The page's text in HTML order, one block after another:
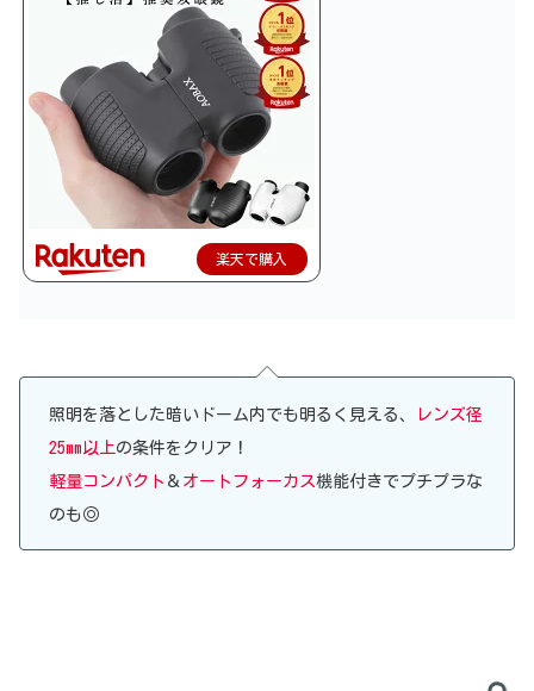
楽天で購入
照明を落とした暗いドーム内でも明るく見える、
レンズ径
25mm以上の条件をクリア！
軽量コンパクト ＆ オートフォーカス機能付きでプチプラな
のも◎